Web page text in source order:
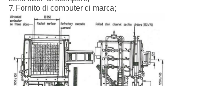
7. Fornito di computer di marca;